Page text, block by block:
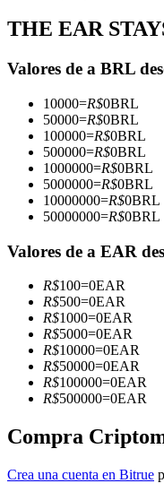
Futuros del USDC
Futuros que utilizan
Copiar Trading
Únete a los mejores
THE EAR
Valores de a BRL
10000=R$0BRL
50000=R$0BRL
100000=R$0BRL
500000=R$0BRL
1000000=R$0BRL
5000000=R$0BRL
10000000=R$0BRL
50000000=R$0BRL
Valores de a EAR
R$100=0EAR
R$500=0EAR
R$1000=0EAR
R$5000=0EAR
R$10000=0EAR
R$50000=0EAR
R$100000=0EAR
R$500000=0EAR
Compra
Crea una cuenta en Bitrue